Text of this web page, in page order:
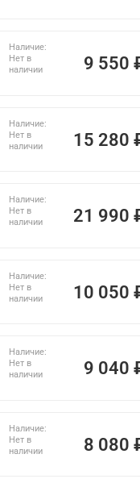
Наличие:
Нет в
наличии
9 550
Наличие:
Нет в
наличии
15 280
Наличие:
Нет в
наличии
21 990
Наличие:
Нет в
наличии
10 050
Наличие:
Нет в
наличии
9 040
Наличие:
Нет в
наличии
8 080